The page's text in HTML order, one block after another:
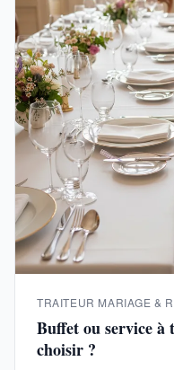
TRAITEUR MARIAGE &
Buffet ou service
choisir ?